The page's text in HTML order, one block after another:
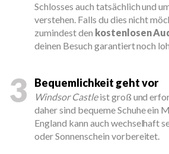
Schlosses auch tatsächlich und
verstehen. Falls du dies nicht
zumindest den kostenlosen
deinen Besuch garantiert noch
3 Bequemlichkeit geht vor
Windsor Castleist groß und
daher sind bequeme Schuhe ein
England kann auch wechselhaft
oder Sonnenschein vorbereitet.